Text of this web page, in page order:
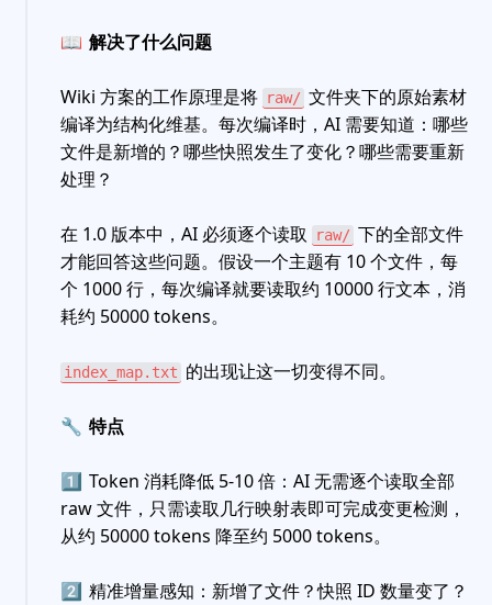
📖 解决了什么问题
Wiki 方案的工作原理是将 raw/ 文件夹下的原始素材
编译为结构化维基。每次编译时，AI 需要知道：哪些
文件是新增的？哪些快照发生了变化？哪些需要重新
处理？
在 1.0 版本中，AI 必须逐个读取 raw/ 下的全部文件
才能回答这些问题。假设一个主题有 10 个文件，每
个 1000 行，每次编译就要读取约 10000 行文本，消
耗约 50000 tokens。
index_map.txt 的出现让这一切变得不同。
🔧 特点
1️⃣ Token 消耗降低 5-10 倍：AI 无需逐个读取全部
raw 文件，只需读取几行映射表即可完成变更检测，
从约 50000 tokens 降至约 5000 tokens。
2️⃣ 精准增量感知：新增了文件？快照 ID 数量变了？